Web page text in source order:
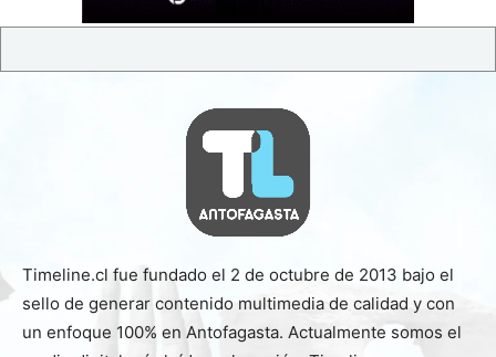
Timeline.cl fue fundado el 2 de octubre de 2013 bajo el
sello de generar contenido multimedia de calidad y con
un enfoque 100% en Antofagasta. Actualmente somos el